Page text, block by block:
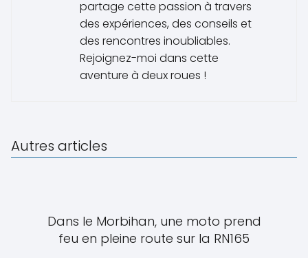
partage cette passion à travers
des expériences, des conseils et
des rencontres inoubliables.
Rejoignez-moi dans cette
aventure à deux roues !
Autres articles
Dans le Morbihan, une moto prend
feu en pleine route sur la RN165